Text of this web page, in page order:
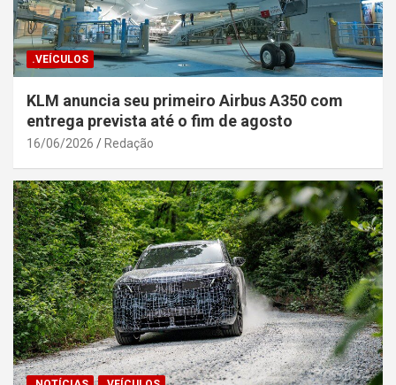
.VEÍCULOS
KLM anuncia seu primeiro Airbus A350 com
entrega prevista até o fim de agosto
16/06/2026 Redação